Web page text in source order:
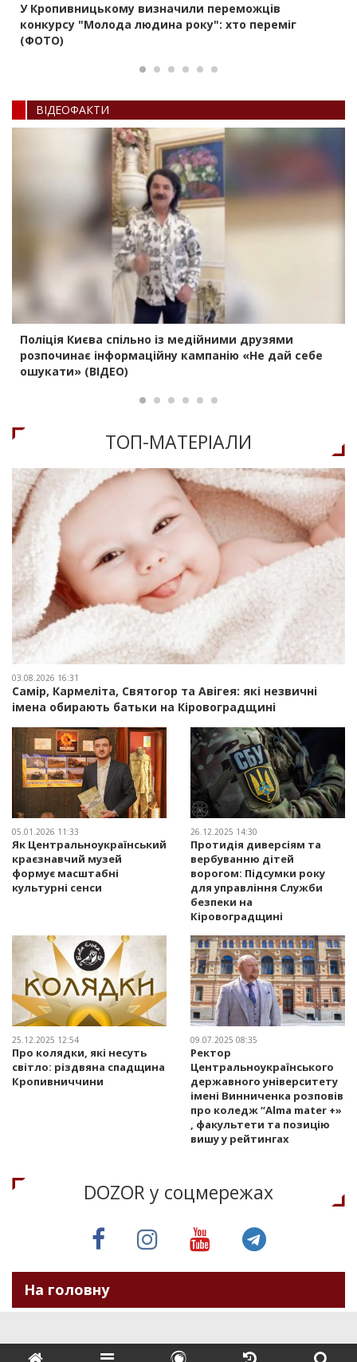
У Кропивницькому визначили переможців
конкурсу "Молода людина року": хто переміг
(ФОТО)
ВIДЕОФАКТИ
Поліція Києва спільно із медійними друзями
розпочинає інформаційну кампанію «Не дай себе
ошукати» (ВІДЕО)
ТОП-МАТЕРIАЛИ
03.08.2026 16:31
Самір, Кармеліта, Святогор та Авігея: які незвичні
імена обирають батьки на Кіровоградщині
05.01.2026 11:33
Як Центральноукраїнський
краєзнавчий музей
формує масштабні
культурні сенси
26.12.2025 14:30
Протидія диверсіям та
вербуванню дітей
ворогом: Підсумки року
для управління Служби
безпеки на
Кіровоградщині
25.12.2025 12:54
Про колядки, які несуть
світло: різдвяна спадщина
Кропивниччини
09.07.2025 08:35
Ректор
Центральноукраїнського
державного університету
імені Винниченка розповів
про коледж “Alma mater +»
, факультети та позицію
вишу у рейтингах
DOZOR у соцмережах
На головну